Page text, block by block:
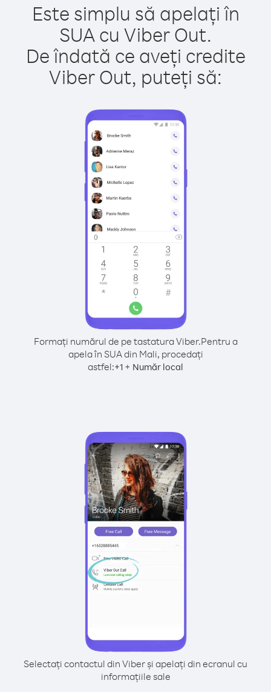
Este simplu să apelați în
SUA cu Viber Out.
De îndată ce aveți credite
Viber Out, puteți să:
Formați numărul de pe tastatura Viber.Pentru a
apela în SUA din Mali, procedați
astfel:+1 + Număr local
Selectați contactul din Viber și apelați din ecranul cu
informațiile sale